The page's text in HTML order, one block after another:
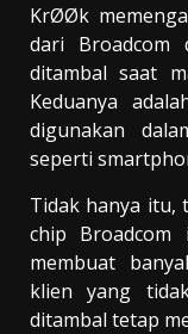
KrØØk
dari Broadcom
ditambal saat
Keduanya
digunakan
seperti
Tidak hanya itu,
chip Broadcom
membuat
klien yang
ditambal tetap